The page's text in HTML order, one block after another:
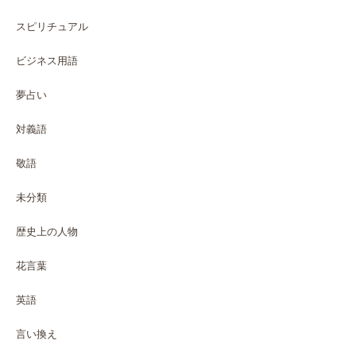
スピリチュアル
ビジネス用語
夢占い
対義語
敬語
未分類
歴史上の人物
花言葉
英語
言い換え